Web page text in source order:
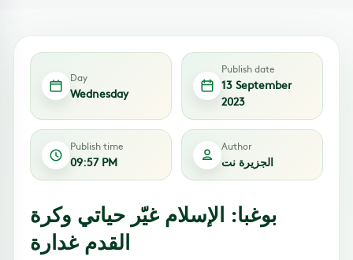
Day
Wednesday
Publish date
13 September
2023
Publish time
09:57 PM
Author
الجزيرة نت
بوغبا: الإسلام غيّر حياتي وكرة
القدم غدارة